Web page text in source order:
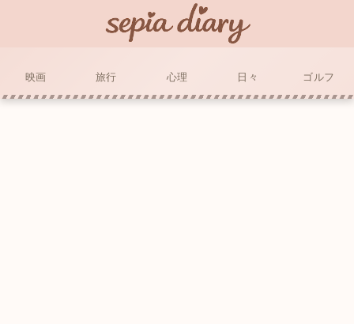
映画 旅行 心理 日々 ゴルフ